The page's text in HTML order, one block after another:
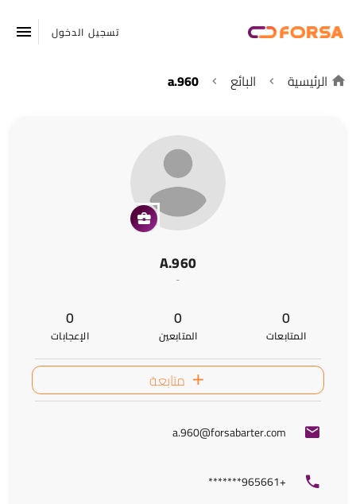
تسجيل الدخول
الرئيسية البائع a.960
A.960
-
0
المتابعات
0
المتابعين
0
الإعجابات
متابعة
a.960@forsabarter.com
+965661*******